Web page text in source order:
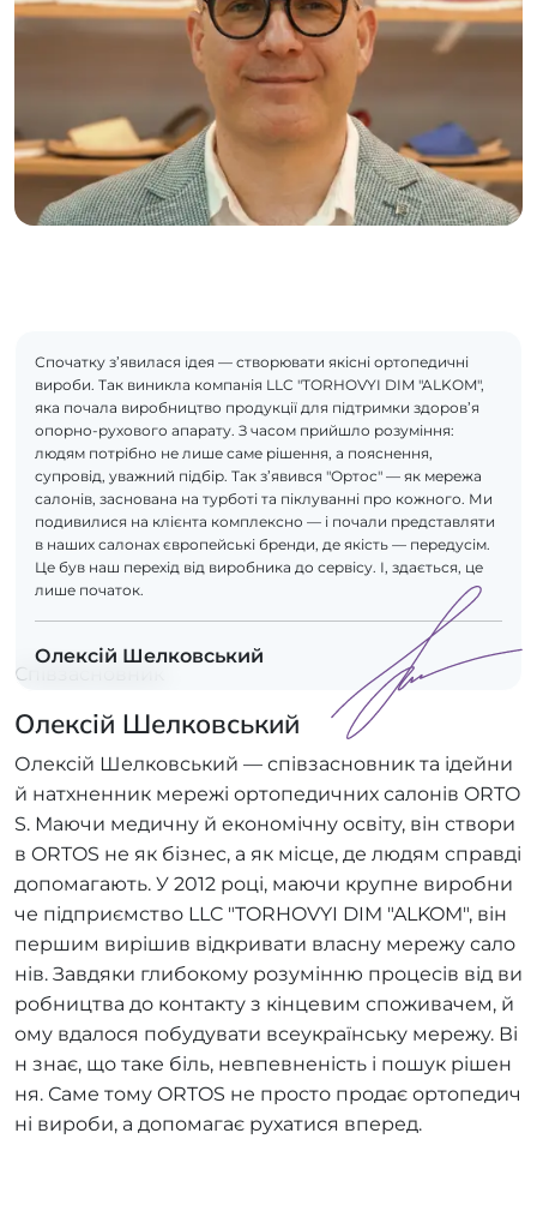
Спочатку з’явилася ідея — створювати якісні ортопедичні
вироби. Так виникла компанія LLC "TORHOVYI DIM "ALKOM",
яка почала виробництво продукції для підтримки здоров’я
опорно-рухового апарату. З часом прийшло розуміння:
людям потрібно не лише саме рішення, а пояснення,
супровід, уважний підбір. Так з’явився "Ортос" — як мережа
салонів, заснована на турботі та піклуванні про кожного. Ми
подивилися на клієнта комплексно — і почали представляти
в наших салонах європейські бренди, де якість — передусім.
Це був наш перехід від виробника до сервісу. І, здається, це
лише початок.
Олексій Шелковський
Співзасновник
Олексій Шелковський
Олексій Шелковський — співзасновник та ідейни
й натхненник мережі ортопедичних салонів ORTO
S. Маючи медичну й економічну освіту, він створи
в ORTOS не як бізнес, а як місце, де людям справді
допомагають. У 2012 році, маючи крупне виробни
че підприємство LLC "TORHOVYI DIM "ALKOM", він
першим вирішив відкривати власну мережу сало
нів. Завдяки глибокому розумінню процесів від ви
робництва до контакту з кінцевим споживачем, й
ому вдалося побудувати всеукраїнську мережу. Ві
н знає, що таке біль, невпевненість і пошук рішен
ня. Саме тому ORTOS не просто продає ортопедич
ні вироби, а допомагає рухатися вперед.